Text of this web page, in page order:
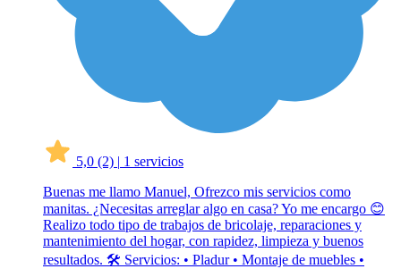
5,0 (2) | 1 servicios
Buenas me llamo Manuel, Ofrezco mis servicios como
manitas. ¿Necesitas arreglar algo en casa? Yo me encargo 😊
Realizo todo tipo de trabajos de bricolaje, reparaciones y
mantenimiento del hogar, con rapidez, limpieza y buenos
resultados. 🛠 Servicios: • Pladur • Montaje de muebles •